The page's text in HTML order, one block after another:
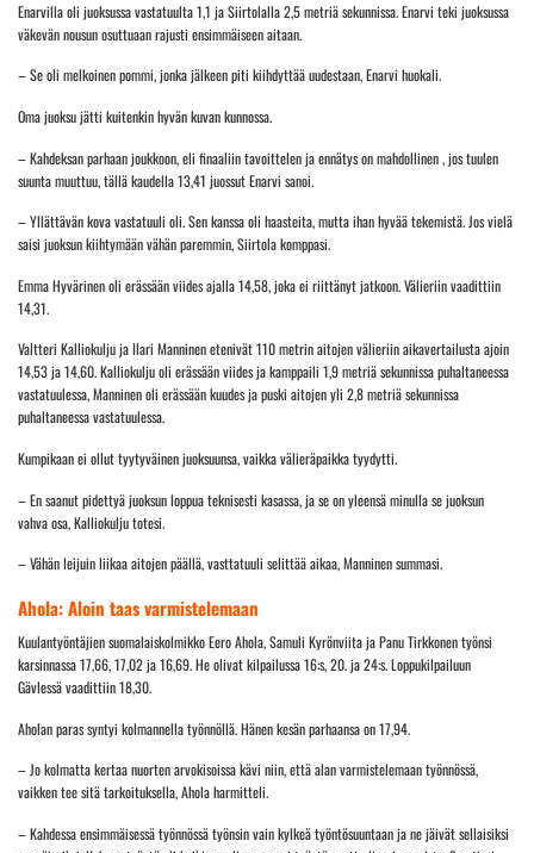
Enarvilla oli juoksussa vastatuulta 1,1 ja Siirtolalla 2,5 metriä sekunnissa. Enarvi teki juoksussa
väkevän nousun osuttuaan rajusti ensimmäiseen aitaan.
– Se oli melkoinen pommi, jonka jälkeen piti kiihdyttää uudestaan, Enarvi huokali.
Oma juoksu jätti kuitenkin hyvän kuvan kunnossa.
– Kahdeksan parhaan joukkoon, eli finaaliin tavoittelen ja ennätys on mahdollinen , jos tuulen
suunta muuttuu, tällä kaudella 13,41 juossut Enarvi sanoi.
– Yllättävän kova vastatuuli oli. Sen kanssa oli haasteita, mutta ihan hyvää tekemistä. Jos vielä
saisi juoksun kiihtymään vähän paremmin, Siirtola komppasi.
Emma Hyvärinen oli erässään viides ajalla 14,58, joka ei riittänyt jatkoon. Välieriin vaadittiin
14,31.
Valtteri Kalliokulju ja Ilari Manninen etenivät 110 metrin aitojen välieriin aikavertailusta ajoin
14,53 ja 14,60. Kalliokulju oli erässään viides ja kamppaili 1,9 metriä sekunnissa puhaltaneessa
vastatuulessa, Manninen oli erässään kuudes ja puski aitojen yli 2,8 metriä sekunnissa
puhaltaneessa vastatuulessa.
Kumpikaan ei ollut tyytyväinen juoksuunsa, vaikka välieräpaikka tyydytti.
– En saanut pidettyä juoksun loppua teknisesti kasassa, ja se on yleensä minulla se juoksun
vahva osa, Kalliokulju totesi.
– Vähän leijuin liikaa aitojen päällä, vasttatuuli selittää aikaa, Manninen summasi.
Ahola: Aloin taas varmistelemaan
Kuulantyöntäjien suomalaiskolmikko Eero Ahola, Samuli Kyrönviita ja Panu Tirkkonen työnsi
karsinnassa 17,66, 17,02 ja 16,69. He olivat kilpailussa 16:s, 20. ja 24:s. Loppukilpailuun
Gävlessä vaadittiin 18,30.
Aholan paras syntyi kolmannella työnnöllä. Hänen kesän parhaansa on 17,94.
– Jo kolmatta kertaa nuorten arvokisoissa kävi niin, että alan varmistelemaan työnnössä,
vaikken tee sitä tarkoituksella, Ahola harmitteli.
– Kahdessa ensimmäisessä työnnössä työnsin vain kylkeä työntösuuntaan ja ne jäivät sellaisiksi